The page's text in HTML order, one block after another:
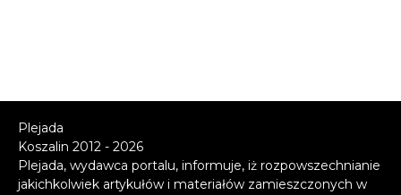
Plejada
Koszalin 2012 - 2026
Plejada, wydawca portalu, informuje, iż rozpowszechnianie
jakichkolwiek artykułów i materiałów zamieszczonych w